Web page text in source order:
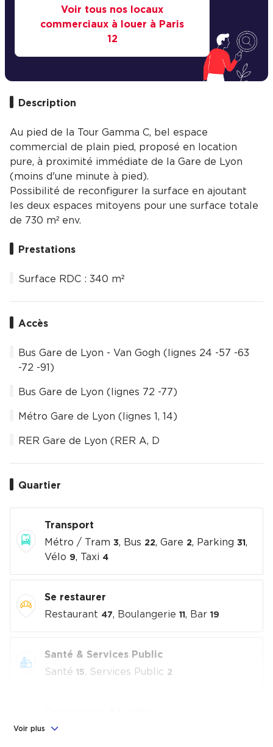
Voir tous nos locaux
commerciaux à louer à Paris
12
Description
Au pied de la Tour Gamma C, bel espace
commercial de plain pied, proposé en location
pure, à proximité immédiate de la Gare de Lyon
(moins d'une minute à pied).
Possibilité de reconfigurer la surface en ajoutant
les deux espaces mitoyens pour une surface totale
de 730 m² env.
Prestations
Surface RDC : 340 m²
Accès
Bus Gare de Lyon - Van Gogh (lignes 24 -57 -63
-72 -91)
Bus Gare de Lyon (lignes 72 -77)
Métro Gare de Lyon (lignes 1, 14)
RER Gare de Lyon (RER A, D
Quartier
Transport
Métro / Tram 3, Bus 22, Gare 2, Parking 31 ,
Vélo 9, Taxi 4
Se restaurer
Restaurant 47, Boulangerie 11 , Bar 19
Santé & Services Public
Santé 15, Services Public 2
Alimentation
Voir plus